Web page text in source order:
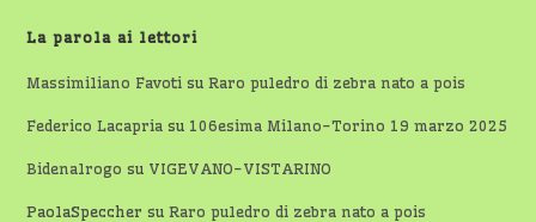
La parola ai lettori
Massimiliano Favoti suRaro puledro di zebra nato a pois
Federico Lacapria su 106esima Milano-Torino 19 marzo 2025
Bidenalrogo su VIGEVANO-VISTARINO
PaolaSpeccher suRaro puledro di zebra nato a pois